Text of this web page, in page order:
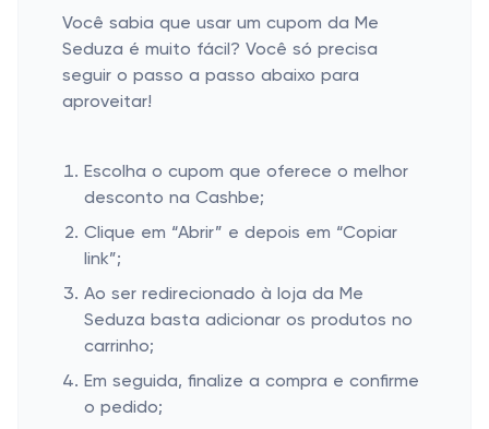
Você sabia que usar um cupom da Me
Seduza é muito fácil? Você só precisa
seguir o passo a passo abaixo para
aproveitar!
Escolha o cupom que oferece o melhor
desconto na Cashbe;
Clique em “Abrir” e depois em “Copiar
link”;
Ao ser redirecionado à loja da Me
Seduza basta adicionar os produtos no
carrinho;
Em seguida, finalize a compra e confirme
o pedido;